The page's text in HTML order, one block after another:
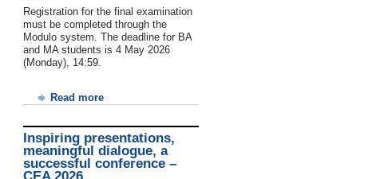
Registration for the final examination
must be completed through the
Modulo system. The deadline for BA
and MA students is 4 May 2026
(Monday), 14:59.
Read more
Inspiring presentations,
meaningful dialogue, a
successful conference –